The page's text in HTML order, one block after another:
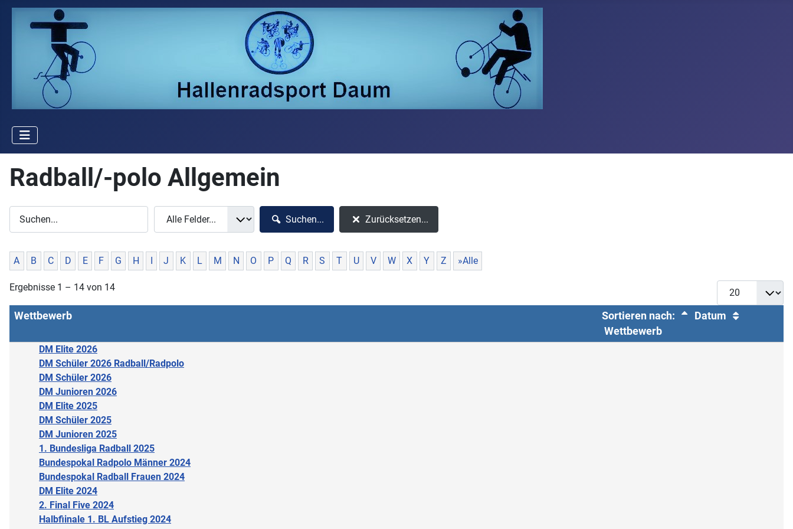
Radball/-polo Allgemein
Suchen... Zurücksetzen...
A B C D E F G H I J K L M N O P Q R S T U V W X Y Z »Alle
Ergebnisse 1 – 14 von 14
Wettbewerb Sortieren nach:
Datum
Wettbewerb
DM Elite 2026
DM Schüler 2026 Radball/Radpolo
DM Schüler 2026
DM Junioren 2026
DM Elite 2025
DM Schüler 2025
DM Junioren 2025
1. Bundesliga Radball 2025
Bundespokal Radpolo Männer 2024
Bundespokal Radball Frauen 2024
DM Elite 2024
2. Final Five 2024
Halbfiinale 1. BL Aufstieg 2024